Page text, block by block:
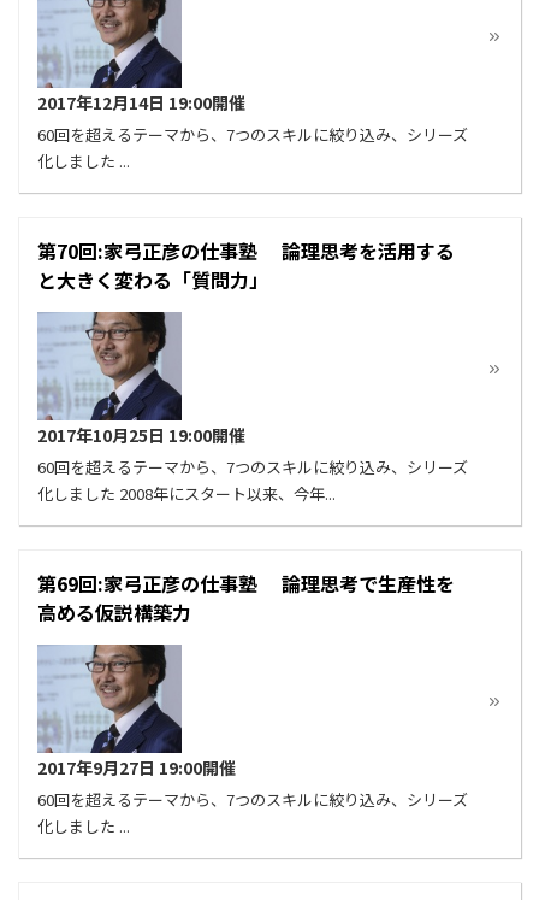
2017年12月14日 19:00開催
60回を超えるテーマから、7つのスキルに絞り込み、シリーズ
化しました ...
第70回:家弓正彦の仕事塾 論理思考を活用する
と大きく変わる「質問力」
2017年10月25日 19:00開催
60回を超えるテーマから、7つのスキルに絞り込み、シリーズ
化しました 2008年にスタート以来、今年...
第69回:家弓正彦の仕事塾 論理思考で生産性を
高める仮説構築力
2017年9月27日 19:00開催
60回を超えるテーマから、7つのスキルに絞り込み、シリーズ
化しました ...